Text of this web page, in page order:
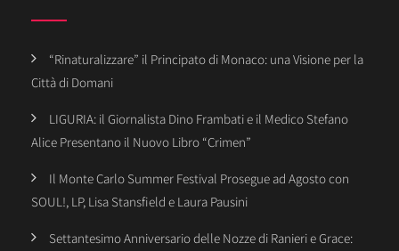
“Rinaturalizzare” il Principato di Monaco: una Visione per la
Città di Domani
LIGURIA: il Giornalista Dino Frambati e il Medico Stefano
Alice Presentano il Nuovo Libro “Crimen”
Il Monte Carlo Summer Festival Prosegue ad Agosto con
SOUL!, LP, Lisa Stansfield e Laura Pausini
Settantesimo Anniversario delle Nozze di Ranieri e Grace: